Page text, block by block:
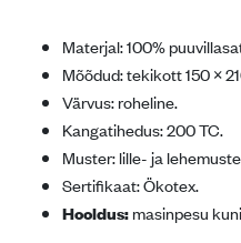
Materjal: 100%
Mõõdud: tekikott 150 ×
Värvus: roheline.
Kangatihedus: 200 TC.
Muster: lille- ja
Sertifikaat: Ökotex.
Hooldus:masinpesu